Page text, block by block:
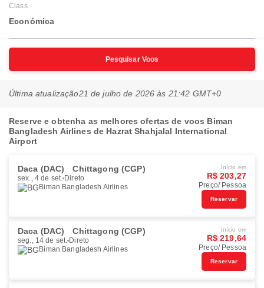
Class
Económica
Pesquisar Voos
Última atualização21 de julho de 2026 às 21:42 GMT+0
Reserve e obtenha as melhores ofertas de voos Biman
Bangladesh Airlines de Hazrat Shahjalal International
Airport
Daca (DAC) Chittagong (CGP)
sex., 4 de set. Direto
Biman Bangladesh Airlines
Início em
R$ 203,27
Preço/ Pessoa
Reservar
Daca (DAC) Chittagong (CGP)
seg., 14 de set. Direto
Biman Bangladesh Airlines
Início em
R$ 219,64
Preço/ Pessoa
Reservar